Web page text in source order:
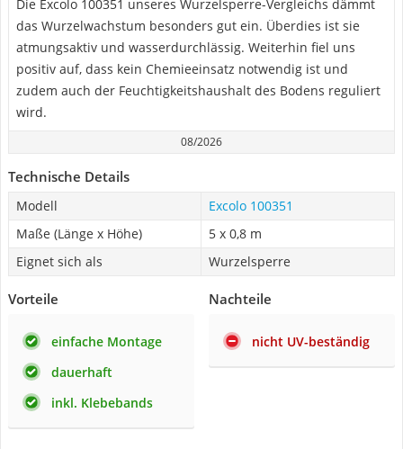
Die Excolo 100351 unseres Wurzelsperre-Vergleichs dämmt
das Wurzelwachstum besonders gut ein. Überdies ist sie
atmungsaktiv und wasserdurchlässig. Weiterhin fiel uns
positiv auf, dass kein Chemieeinsatz notwendig ist und
zudem auch der Feuchtigkeitshaushalt des Bodens reguliert
wird.
08/2026
Technische Details
Modell
Excolo 100351
Maße (Länge x Höhe)
5 x 0,8 m
Eignet sich als
Wurzelsperre
Vorteile
einfache Montage
dauerhaft
inkl. Klebebands
Nachteile
nicht UV-beständig